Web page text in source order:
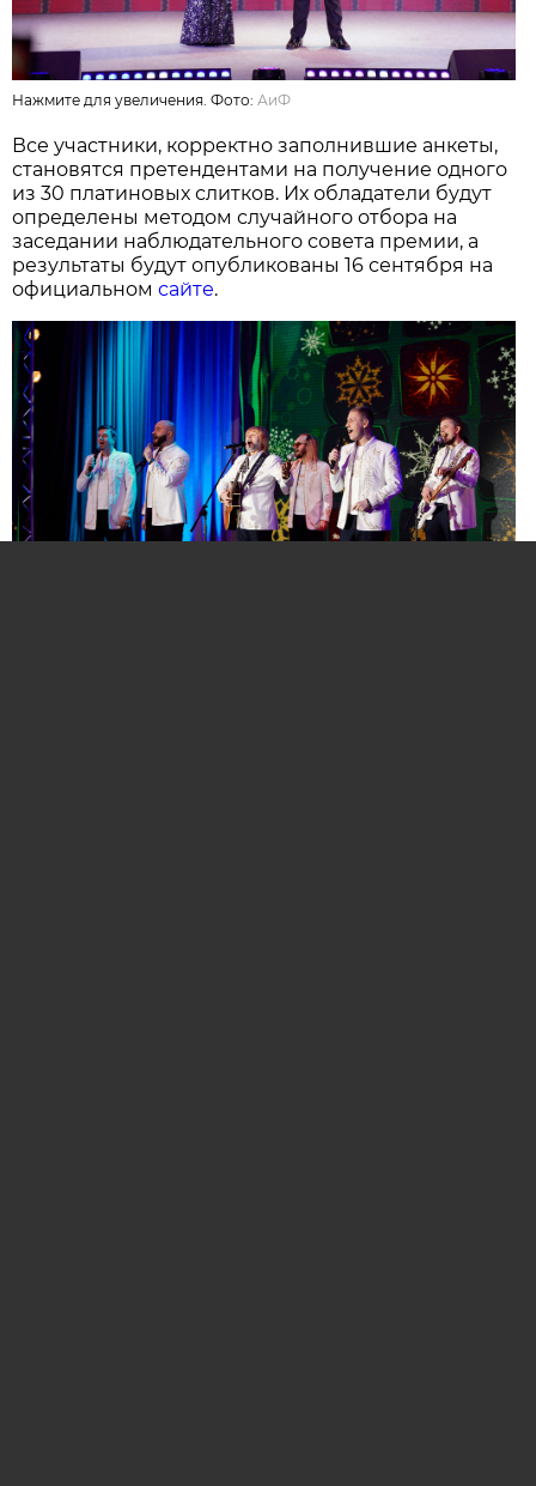
Нажмите для увеличения. Фото: АиФ
Все участники, корректно заполнившие анкеты,
становятся претендентами на получение одного
из 30 платиновых слитков. Их обладатели будут
определены методом случайного отбора на
заседании наблюдательного совета премии, а
результаты будут опубликованы 16 сентября на
официальномсайте.